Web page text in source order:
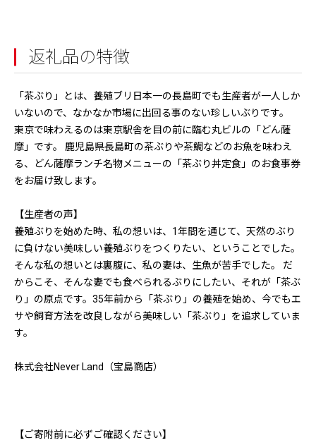
返礼品の特徴
「茶ぶり」とは、養殖ブリ日本一の長島町でも生産者が一人しか
いないので、なかなか市場に出回る事のない珍しいぶりです。
東京で味わえるのは東京駅舎を目の前に臨む丸ビルの「どん薩
摩」です。 鹿児島県長島町の茶ぶりや茶鯛などのお魚を味わえ
る、どん薩摩ランチ名物メニューの「茶ぶり丼定食」のお食事券
をお届け致します。
【生産者の声】
養殖ぶりを始めた時、私の想いは、1年間を通じて、天然のぶり
に負けない美味しい養殖ぶりをつくりたい、ということでした。
そんな私の想いとは裏腹に、私の妻は、生魚が苦手でした。 だ
からこそ、そんな妻でも食べられるぶりにしたい、それが「茶ぶ
り」の原点です。35年前から「茶ぶり」の養殖を始め、今でもエ
サや飼育方法を改良しながら美味しい「茶ぶり」を追求していま
す。
株式会社Never Land（宝島商店）
【ご寄附前に必ずご確認ください】